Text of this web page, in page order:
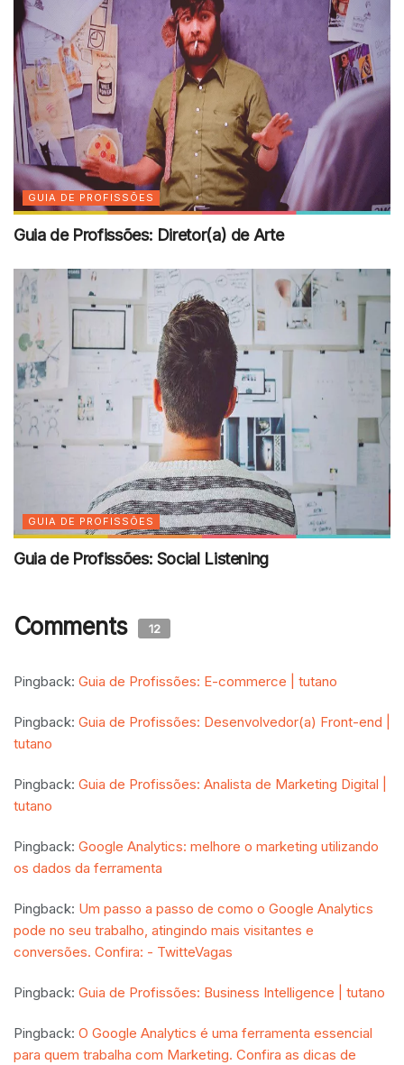
GUIA DE PROFISSÕES
Guia de Profissões: Diretor(a) de Arte
GUIA DE PROFISSÕES
Guia de Profissões: Social Listening
Comments 12
Pingback: Guia de Profissões: E-commerce | tutano
Pingback: Guia de Profissões: Desenvolvedor(a) Front-end |
tutano
Pingback: Guia de Profissões: Analista de Marketing Digital |
tutano
Pingback: Google Analytics: melhore o marketing utilizando
os dados da ferramenta
Pingback: Um passo a passo de como o Google Analytics
pode no seu trabalho, atingindo mais visitantes e
conversões. Confira: - TwitteVagas
Pingback: Guia de Profissões: Business Intelligence | tutano
Pingback: O Google Analytics é uma ferramenta essencial
para quem trabalha com Marketing. Confira as dicas de